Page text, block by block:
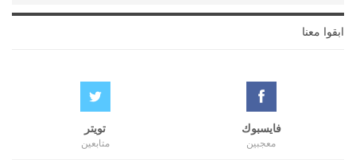
ابقوا معنا
فايسبوك
معجبين
تويتر
متابعين